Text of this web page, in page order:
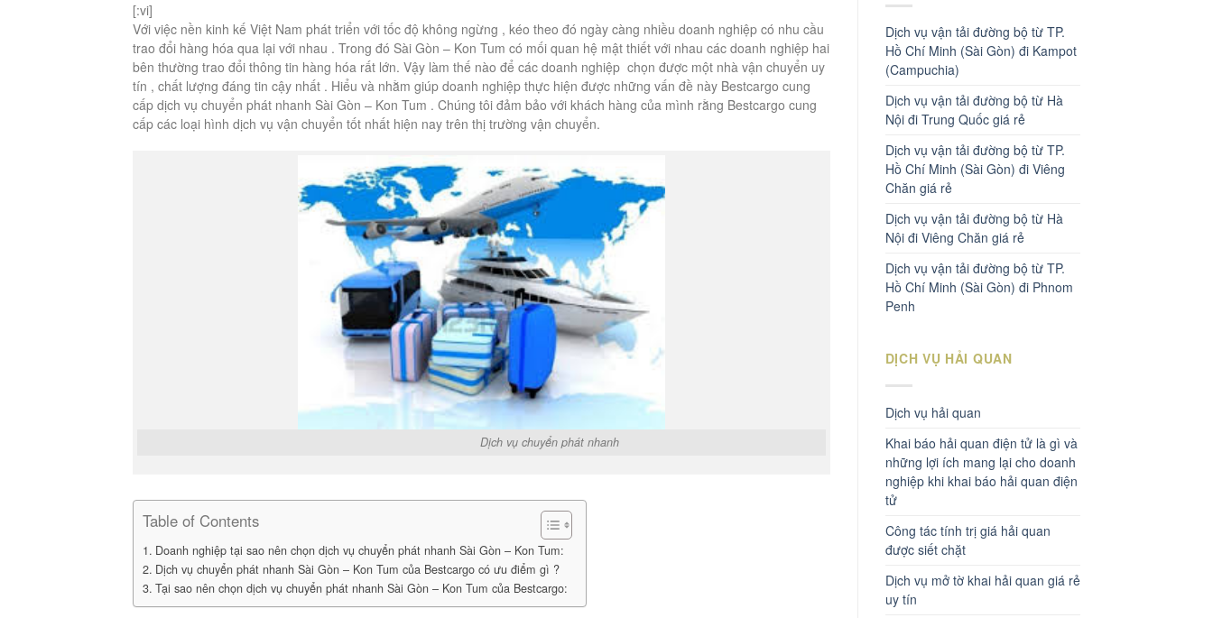
[:vi]
Với việc nền kinh kế Việt Nam phát triển với tốc độ không ngừng , kéo theo đó ngày càng nhiều doanh nghiệp có nhu cầu
trao đổi hàng hóa qua lại với nhau . Trong đó Sài Gòn – Kon Tum có mối quan hệ mật thiết với nhau các doanh nghiệp hai
bên thường trao đổi thông tin hàng hóa rất lớn. Vậy làm thế nào để các doanh nghiệp chọn được một nhà vận chuyển uy
tín , chất lượng đáng tin cậy nhất . Hiểu và nhằm giúp doanh nghiệp thực hiện được những vấn đề này Bestcargo cung
cấp dịch vụ chuyển phát nhanh Sài Gòn – Kon Tum . Chúng tôi đảm bảo với khách hàng của mình rằng Bestcargo cung
cấp các loại hình dịch vụ vận chuyển tốt nhất hiện nay trên thị trường vận chuyển.
Dịch vụ chuyển phát nhanh
Table of Contents
Doanh nghiệp tại sao nên chọn dịch vụ chuyển phát nhanh Sài Gòn – Kon Tum:
Dịch vụ chuyển phát nhanh Sài Gòn – Kon Tum của Bestcargo có ưu điểm gì ?
Tại sao nên chọn dịch vụ chuyển phát nhanh Sài Gòn – Kon Tum của Bestcargo:
Dịch vụ vận tải đường bộ từ TP.
Hồ Chí Minh (Sài Gòn) đi Kampot
(Campuchia)
Dịch vụ vận tải đường bộ từ Hà
Nội đi Trung Quốc giá rẻ
Dịch vụ vận tải đường bộ từ TP.
Hồ Chí Minh (Sài Gòn) đi Viêng
Chăn giá rẻ
Dịch vụ vận tải đường bộ từ Hà
Nội đi Viêng Chăn giá rẻ
Dịch vụ vận tải đường bộ từ TP.
Hồ Chí Minh (Sài Gòn) đi Phnom
Penh
DỊCH VỤ HẢI QUAN
Dịch vụ hải quan
Khai báo hải quan điện tử là gì và
những lợi ích mang lại cho doanh
nghiệp khi khai báo hải quan điện
tử
Công tác tính trị giá hải quan
được siết chặt
Dịch vụ mở tờ khai hải quan giá rẻ
uy tín